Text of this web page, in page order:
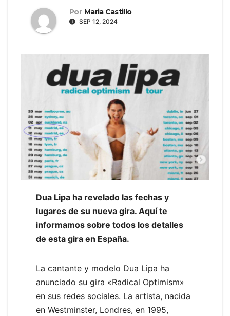
Por Maria Castillo
SEP 12, 2024
Dua Lipa ha revelado las fechas y
lugares de su nueva gira. Aquí te
informamos sobre todos los detalles
de esta gira en España.
La cantante y modelo Dua Lipa ha
anunciado su gira «Radical Optimism»
en sus redes sociales. La artista, nacida
en Westminster, Londres, en 1995,